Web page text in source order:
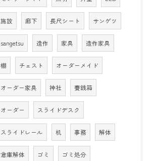
施設 廊下 長尺シート サンゲツ
sangetsu 造作 家具 造作家具
棚 チェスト オーダーメイド
オーダー家具 神社 賽銭箱
オーダー スライドデスク
スライドレール 机 事務 解体
倉庫解体 ゴミ ゴミ処分